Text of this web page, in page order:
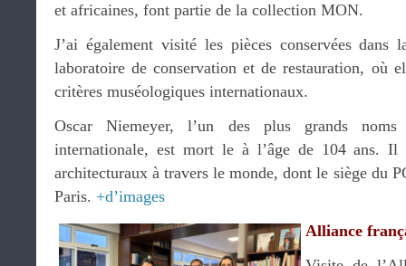
et africaines, font partie de la collection MON.
J’ai également visité les pièces conservées dans
laboratoire de conservation et de restauration, où
critères muséologiques internationaux.
Oscar Niemeyer, l’un des plus grands noms
internationale, est mort le à l’âge de 104 ans. Il
architecturaux à travers le monde, dont le siège du
Paris. +d’images
Alliance